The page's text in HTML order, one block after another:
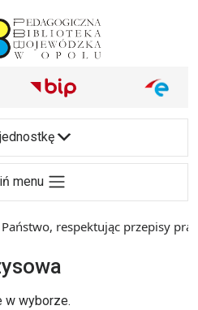
i inne
menu
respektując przepisy prawa i
w wyborze.